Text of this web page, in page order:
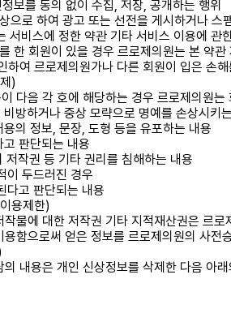
보를 동의 없이 수집, 저장, 공개하는 행위
으로 하여 광고 또는 선전을 게시하거나
서비스에 정한 약관 기타 서비스 이용에 관
한 회원이 있을 경우 르로제의원는 본 약
여 르로제의원가나 다른 회원이 입은 손
)
다음 각 호에 해당하는 경우 르로제의원
방하거나 중상 모략으로 명예를 손상시키
의 정보, 문장, 도형 등을 유포하는 내용
판단되는 내용
작권 등 기타 권리를 침해하는 내용
이 두드러진 경우
다고 판단되는 내용
용제한)
물에 대한 저작권 기타 지적재산권은 르로
함으로써 얻은 정보를 르로제의원의 사전
내용은 개인 신상정보를 삭제한 다음 아